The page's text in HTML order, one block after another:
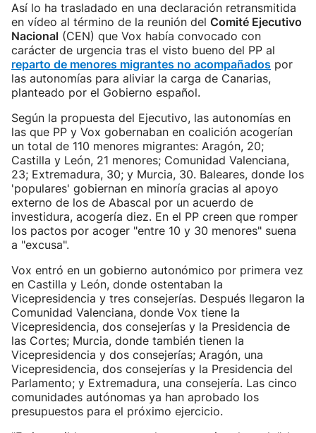
Así lo ha trasladado en una declaración retransmitida
en vídeo al término de la reunión del Comité Ejecutivo
Nacional (CEN) que Vox había convocado con
carácter de urgencia tras el visto bueno del PP al
reparto de menores migrantes no acompañados por
las autonomías para aliviar la carga de Canarias,
planteado por el Gobierno español.
Según la propuesta del Ejecutivo, las autonomías en
las que PP y Vox gobernaban en coalición acogerían
un total de 110 menores migrantes: Aragón, 20;
Castilla y León, 21 menores; Comunidad Valenciana,
23; Extremadura, 30; y Murcia, 30. Baleares, donde los
'populares' gobiernan en minoría gracias al apoyo
externo de los de Abascal por un acuerdo de
investidura, acogería diez. En el PP creen que romper
los pactos por acoger "entre 10 y 30 menores" suena
a "excusa".
Vox entró en un gobierno autonómico por primera vez
en Castilla y León, donde ostentaban la
Vicepresidencia y tres consejerías. Después llegaron la
Comunidad Valenciana, donde Vox tiene la
Vicepresidencia, dos consejerías y la Presidencia de
las Cortes; Murcia, donde también tienen la
Vicepresidencia y dos consejerías; Aragón, una
Vicepresidencia, dos consejerías y la Presidencia del
Parlamento; y Extremadura, una consejería. Las cinco
comunidades autónomas ya han aprobado los
presupuestos para el próximo ejercicio.